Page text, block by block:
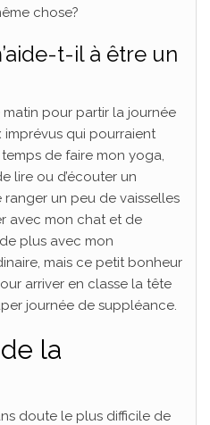
chose?
t-il à être un
matin pour partir la journée
qui pourraient
de faire mon yoga,
lire ou d’écouter un
un peu de vaisselles
avec mon chat et de
plus avec mon
mais ce petit bonheur
arriver en classe la tête
journée de suppléance.
la
doute le plus difficile de